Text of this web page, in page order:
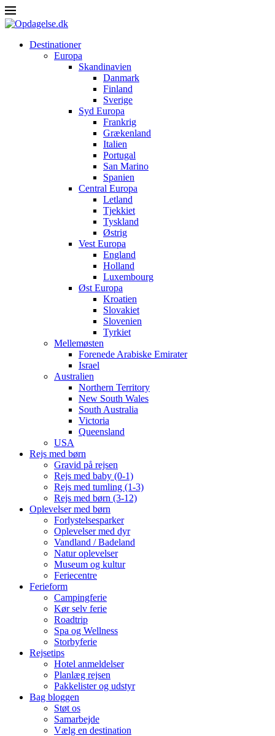
Destinationer
Europa
Skandinavien
Danmark
Finland
Sverige
Syd Europa
Frankrig
Grækenland
Italien
Portugal
San Marino
Spanien
Central Europa
Letland
Tjekkiet
Tyskland
Østrig
Vest Europa
England
Holland
Luxembourg
Øst Europa
Kroatien
Slovakiet
Slovenien
Tyrkiet
Mellemøsten
Forenede Arabiske Emirater
Israel
Australien
Northern Territory
New South Wales
South Australia
Victoria
Queensland
USA
Rejs med børn
Gravid på rejsen
Rejs med baby (0-1)
Rejs med tumling (1-3)
Rejs med børn (3-12)
Oplevelser med børn
Forlystelsesparker
Oplevelser med dyr
Vandland / Badeland
Natur oplevelser
Museum og kultur
Feriecentre
Ferieform
Campingferie
Kør selv ferie
Roadtrip
Spa og Wellness
Storbyferie
Rejsetips
Hotel anmeldelser
Planlæg rejsen
Pakkelister og udstyr
Bag bloggen
Støt os
Samarbejde
Vælg en destination